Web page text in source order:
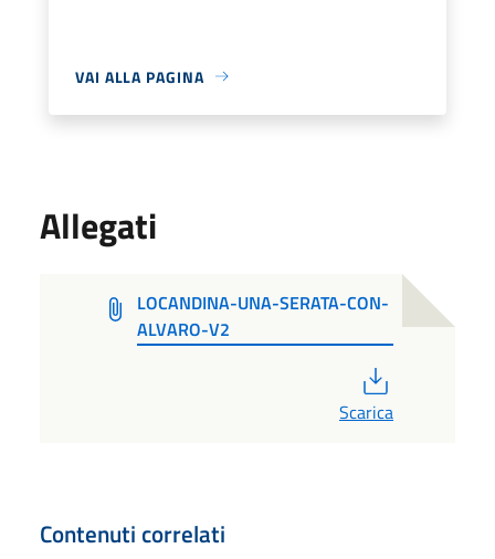
VAI ALLA PAGINA
Allegati
LOCANDINA-UNA-SERATA-CON-
ALVARO-V2
Scarica
Contenuti correlati